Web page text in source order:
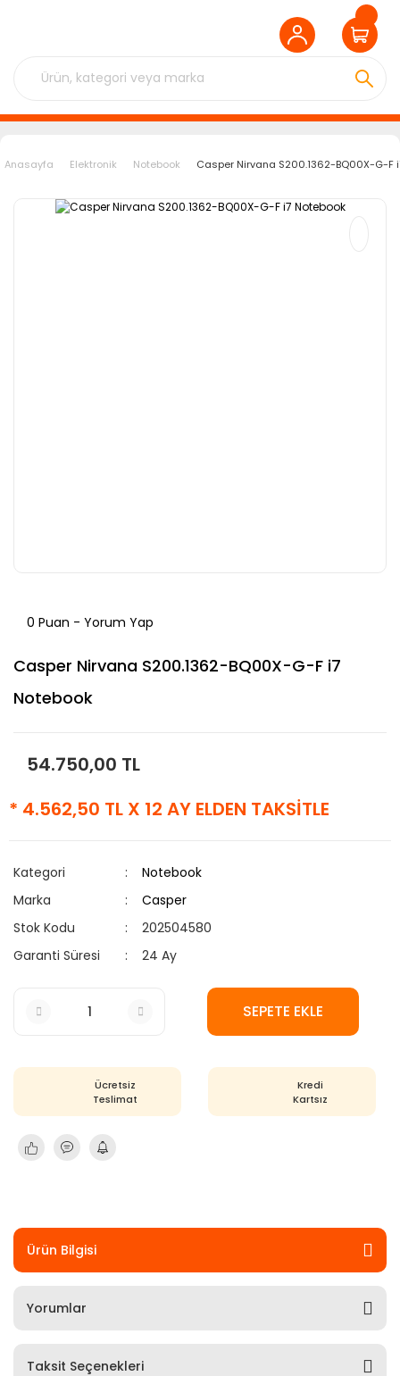
Anasayfa Elektronik Notebook Casper Nirvana S200.1362-BQ00X-G-F
0 Puan - Yorum Yap
Casper Nirvana S200.1362-BQ00X-G-F i7
Notebook
54.750,00 TL
* 4.562,50 TL X 12 AY ELDEN TAKSİTLE
Kategori
Notebook
Marka
Casper
Stok Kodu
202504580
Garanti Süresi
24 Ay
SEPETE EKLE
Ücretsiz
Teslimat
Kredi
Kartsız
Ürün Bilgisi
Yorumlar
Taksit Seçenekleri